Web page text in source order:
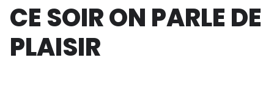
CE SOIR ON PARLE DE
PLAISIR